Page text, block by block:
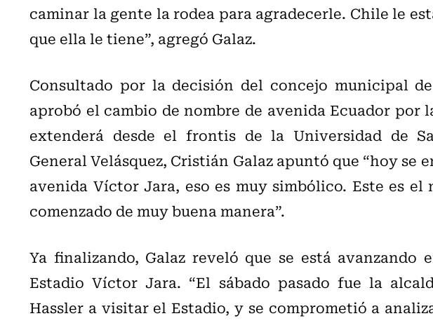
caminar la gente la rodea para agradecerle. Chile le
que ella le tiene”, agregó Galaz.
Consultado por la decisión del concejo municipal
aprobó el cambio de nombre de avenida Ecuador por
extenderá desde el frontis de la Universidad de
General Velásquez, Cristián Galaz apuntó que “hoy se
avenida Víctor Jara, eso es muy simbólico. Este es el
comenzado de muy buena manera”.
Ya finalizando, Galaz reveló que se está avanzando
Estadio Víctor Jara. “El sábado pasado fue la
Hassler a visitar el Estadio, y se comprometió a